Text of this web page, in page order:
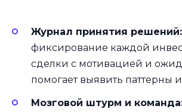
Журнал принятия решений:
фиксирование каждой
сделки с мотивацией и
помогает выявить паттерны
Мозговой штурм и